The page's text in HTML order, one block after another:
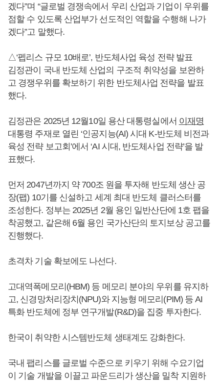
겠다”며 “글로벌 경쟁속에서 우리 산업과 기업이 우위를
점할 수 있도록 산업부가 선도적인 역할을 수행해 나가
겠다”고 말했다.
△‘펩리스 규모 10배로’, 반도체사업 육성 전략 발표
김정관이 국내 반도체 산업의 구조적 취약성을 보완하
고 경쟁우위를 확보하기 위한 반도체사업 전략을 발표
했다.
김정관은 2025년 12월10일 용산 대통령실에서 이재명
대통령 주재로 열린 ‘인공지능(AI) 시대 K-반도체 비전과
육성 전략 보고회’에서 ‘AI 시대, 반도체사업 전략’을 발
표했다.
먼저 2047년까지 약 700조 원을 투자해 반도체 생산 공
장(팹) 10기를 신설하고 세계 최대 반도체 클러스터를
조성한다. 정부는 2025년 2월 용인 일반산단에 1호 팹을
착공했고, 같은해 6월 용인 국가산단의 토지보상 공고를
진행했다.
초격차 기술 확보에도 나선다.
고대역폭메모리(HBM) 등 메모리 분야의 우위를 유지하
고, 신경망처리장치(NPU)와 지능형 메모리(PIM) 등 AI
특화 반도체에 정부 연구개발(R&D)을 집중 투자한다.
한국이 취약한 시스템반도체 생태계도 강화한다.
국내 팹리스를 글로벌 수준으로 키우기 위해 수요기업
이 기술 개발을 이끌고 파운드리가 생산을 밀착 지원하